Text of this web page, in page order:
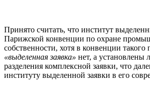
Принято считать, что институт
Парижской конвенции по охране
собственности, хотя в конвенции такого
«выделенная заявка» нет, а установлены
разделения комплексной заявки, что
институту выделенной заявки в его